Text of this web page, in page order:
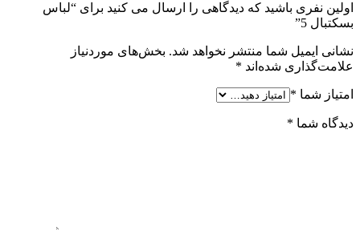
اولین نفری باشید که دیدگاهی را ارسال می کنید برای “لباس
بسکتبال 5”
نشانی ایمیل شما منتشر نخواهد شد. بخش‌های موردنیاز
علامت‌گذاری شده‌اند *
امتیاز شما *
دیدگاه شما *